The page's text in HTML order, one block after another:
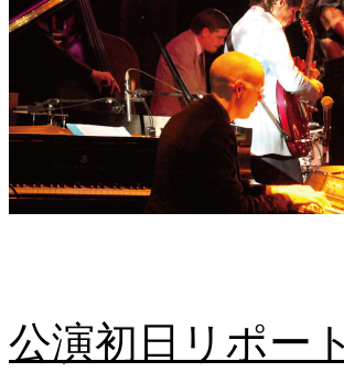
公演初日リポー